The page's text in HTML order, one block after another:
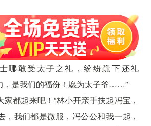
哪敢受太子之礼，纷纷跪下还礼
，是我们的福份！愿为太子爷……”
家都起来吧！”林小开亲手扶起冯宝，
，我们都是微服，冯公公和我一起，